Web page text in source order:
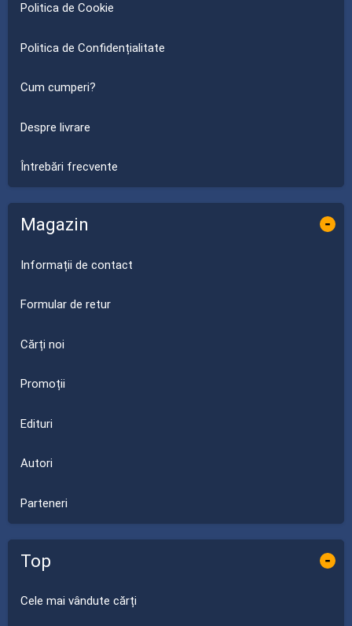
Politica de Cookie
Politica de Confidențialitate
Cum cumperi?
Despre livrare
Întrebări frecvente
Magazin -
Informații de contact
Formular de retur
Cărți noi
Promoții
Edituri
Autori
Parteneri
Top -
Cele mai vândute cărți